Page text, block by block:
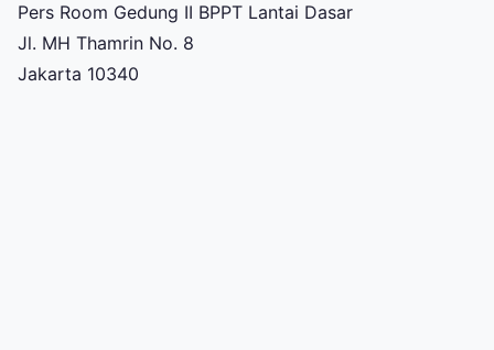
Pers Room Gedung II BPPT Lantai Dasar
Jl. MH Thamrin No. 8
Jakarta 10340